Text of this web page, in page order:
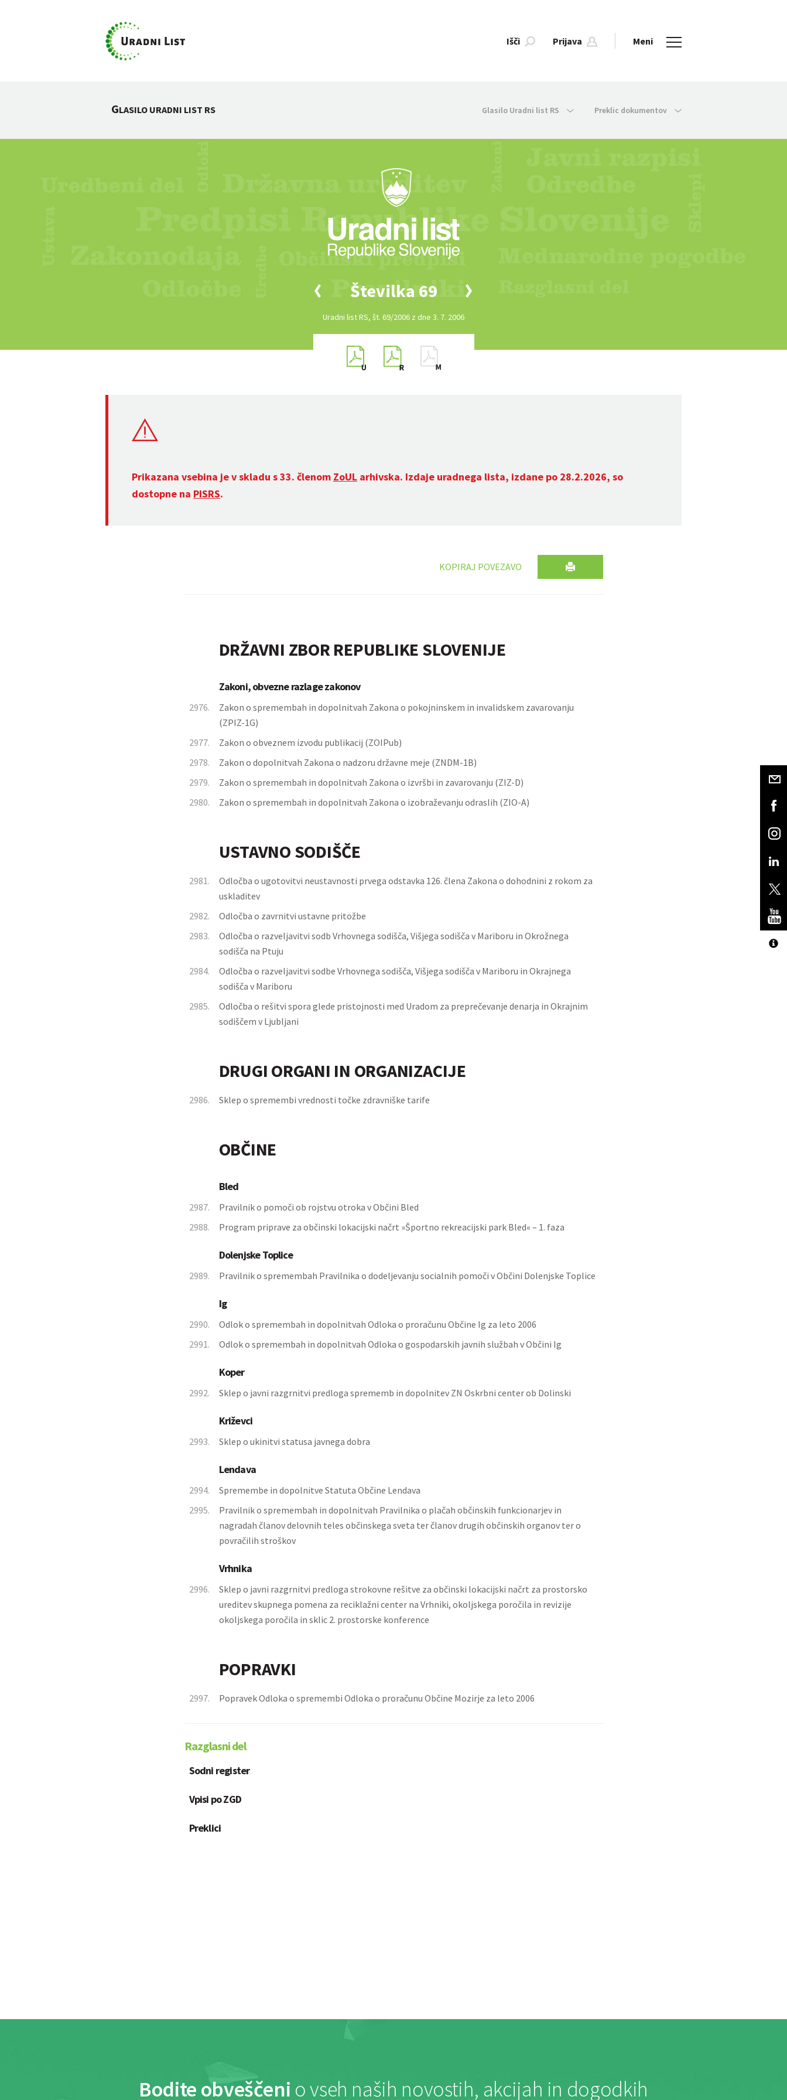
Išči Prijava Meni
GLASILO URADNI LIST RS Glasilo Uradni list RS Preklic dokumentov
Številka 69
Uradni list RS, št. 69/2006 z dne 3. 7. 2006
Prikazana vsebina je v skladu s 33. členom ZoUL arhivska. Izdaje uradnega lista, izdane po 28.2.2026, so
dostopne na PISRS.
KOPIRAJ POVEZAVO
DRŽAVNI ZBOR REPUBLIKE SLOVENIJE
Zakoni, obvezne razlage zakonov
2976.
Zakon o spremembah in dopolnitvah Zakona o pokojninskem in invalidskem zavarovanju
(ZPIZ-1G)
2977.
Zakon o obveznem izvodu publikacij (ZOIPub)
2978.
Zakon o dopolnitvah Zakona o nadzoru državne meje (ZNDM-1B)
2979.
Zakon o spremembah in dopolnitvah Zakona o izvršbi in zavarovanju (ZIZ-D)
2980.
Zakon o spremembah in dopolnitvah Zakona o izobraževanju odraslih (ZIO-A)
USTAVNO SODIŠČE
2981.
Odločba o ugotovitvi neustavnosti prvega odstavka 126. člena Zakona o dohodnini z rokom za
uskladitev
2982.
Odločba o zavrnitvi ustavne pritožbe
2983.
Odločba o razveljavitvi sodb Vrhovnega sodišča, Višjega sodišča v Mariboru in Okrožnega
sodišča na Ptuju
2984.
Odločba o razveljavitvi sodbe Vrhovnega sodišča, Višjega sodišča v Mariboru in Okrajnega
sodišča v Mariboru
2985.
Odločba o rešitvi spora glede pristojnosti med Uradom za preprečevanje denarja in Okrajnim
sodiščem v Ljubljani
DRUGI ORGANI IN ORGANIZACIJE
2986. Sklep o spremembi vrednosti točke zdravniške tarife
OBČINE
Bled
2987.
Pravilnik o pomoči ob rojstvu otroka v Občini Bled
2988.
Program priprave za občinski lokacijski načrt »Športno rekreacijski park Bled« – 1. faza
Dolenjske Toplice
2989. Pravilnik o spremembah Pravilnika o dodeljevanju socialnih pomoči v Občini Dolenjske Toplice
Ig
2990.
Odlok o spremembah in dopolnitvah Odloka o proračunu Občine Ig za leto 2006
2991.
Odlok o spremembah in dopolnitvah Odloka o gospodarskih javnih službah v Občini Ig
Koper
2992. Sklep o javni razgrnitvi predloga sprememb in dopolnitev ZN Oskrbni center ob Dolinski
Križevci
2993. Sklep o ukinitvi statusa javnega dobra
Lendava
2994.
Spremembe in dopolnitve Statuta Občine Lendava
2995.
Pravilnik o spremembah in dopolnitvah Pravilnika o plačah občinskih funkcionarjev in
nagradah članov delovnih teles občinskega sveta ter članov drugih občinskih organov ter o
povračilih stroškov
Vrhnika
2996.
Sklep o javni razgrnitvi predloga strokovne rešitve za občinski lokacijski načrt za prostorsko
ureditev skupnega pomena za reciklažni center na Vrhniki, okoljskega poročila in revizije
okoljskega poročila in sklic 2. prostorske konference
POPRAVKI
2997. Popravek Odloka o spremembi Odloka o proračunu Občine Mozirje za leto 2006
Razglasni del
Sodni register
Vpisi po ZGD
Preklici
Bodite obveščeni o vseh naših novostih, akcijah in dogodkih